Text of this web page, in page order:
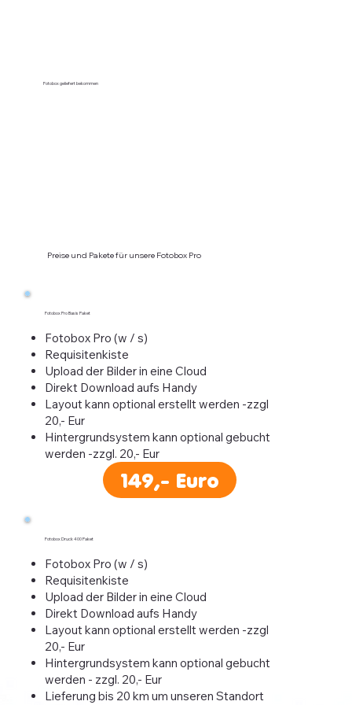
Fotobox geliefert bekommen
Preise und Pakete für unsere Fotobox Pro
Fotobox Pro Basis Paket
Fotobox Pro (w / s)
Requisitenkiste
Upload der Bilder in eine Cloud
Direkt Download aufs Handy
Layout kann optional erstellt werden -zzgl
20,- Eur
Hintergrundsystem kann optional gebucht
werden -zzgl. 20,- Eur
149,- Euro
Fotobox Druck 400 Paket
Fotobox Pro (w / s)
Requisitenkiste
Upload der Bilder in eine Cloud
Direkt Download aufs Handy
Layout kann optional erstellt werden -zzgl
20,- Eur
Hintergrundsystem kann optional gebucht
werden - zzgl. 20,- Eur
Lieferung bis 20 km um unseren Standort